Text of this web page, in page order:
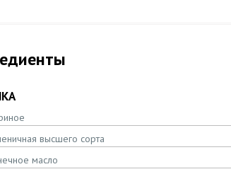
высшего сорта
масло